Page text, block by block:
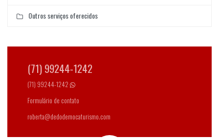
Outros serviços oferecidos
(71) 99244-1242
(71) 99244-1242
Formulário de contato
roberta@dedodemocaturismo.com